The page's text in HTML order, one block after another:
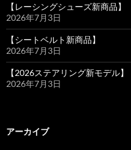
【レーシングシューズ新商品】
2026年7月3日
【シートベルト新商品】
2026年7月3日
【2026ステアリング新モデル】
2026年7月3日
アーカイブ